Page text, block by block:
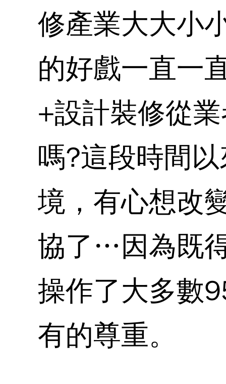
修產業大大小
的好戲一直一
+設計裝修從
嗎?這段時間
境，有心想改
協了…因為既
操作了大多數
有的尊重。